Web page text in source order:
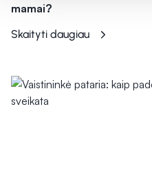
mamai?
Skaityti daugiau